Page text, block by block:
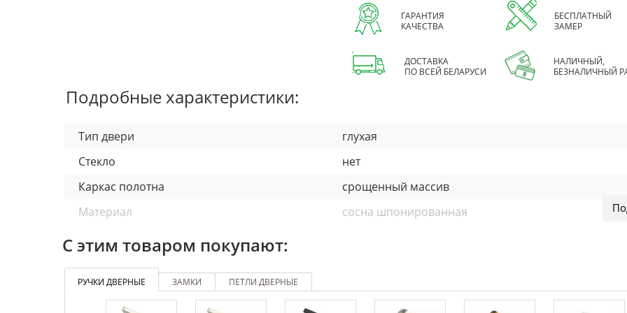
ГАРАНТИЯ
КАЧЕСТВА
ДОСТАВКА
ПО ВСЕЙ БЕЛАРУСИ
БЕСПЛАТНЫЙ
ЗАМЕР
НАЛИЧНЫЙ,
БЕЗНАЛИЧНЫЙ
Подробные характеристики:
Тип двери
глухая
Стекло
нет
Каркас полотна
срощенный массив
Материал
сосна шпонированная
Кромка
шпон
С этим товаром покупают:
РУЧКИ ДВЕРНЫЕ ЗАМКИ ПЕТЛИ ДВЕРНЫЕ